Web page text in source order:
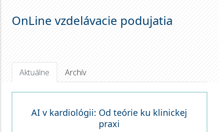
OnLine vzdelávacie podujatia
Aktuálne Archív
AI v kardiológii: Od teórie ku klinickej
praxi